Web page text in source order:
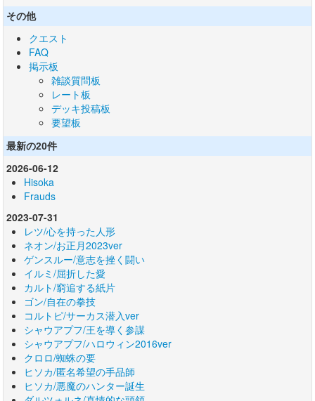
その他
クエスト
FAQ
掲示板
雑談質問板
レート板
デッキ投稿板
要望板
最新の20件
2026-06-12
Hisoka
Frauds
2023-07-31
レツ/心を持った人形
ネオン/お正月2023ver
ゲンスルー/意志を挫く闘い
イルミ/屈折した愛
カルト/窮追する紙片
ゴン/自在の拳技
コルトピ/サーカス潜入ver
シャウアプフ/王を導く参謀
シャウアプフ/ハロウィン2016ver
クロロ/蜘蛛の要
ヒソカ/匿名希望の手品師
ヒソカ/悪魔のハンター誕生